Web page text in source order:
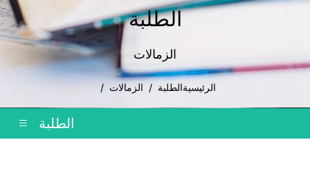
الطلبة
الزمالات
الرئيسيةالطلبة الزمالات
الطلبة